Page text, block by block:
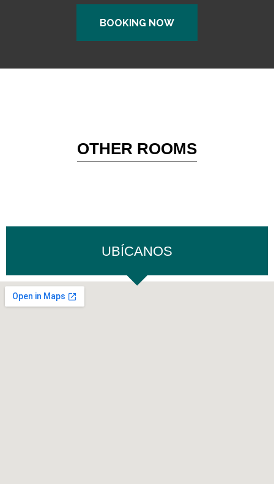
BOOKING NOW
OTHER ROOMS
UBÍCANOS